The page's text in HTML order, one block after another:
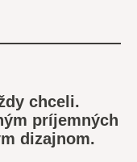
chceli.
príjemných
dizajnom.